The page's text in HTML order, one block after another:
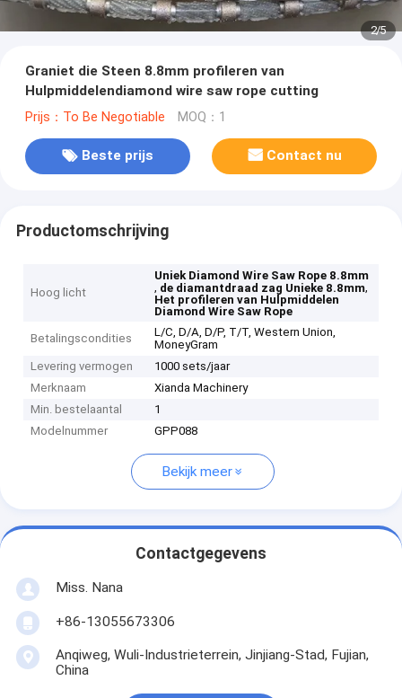
2/5
Graniet die Steen 8.8mm profileren van
Hulpmiddelendiamond wire saw rope cutting
Prijs：To Be Negotiable MOQ：1
Beste prijs Contact nu
Productomschrijving
Hoog licht
Uniek Diamond Wire Saw Rope 8.8mm
, de diamantdraad zag Unieke 8.8mm,
Het profileren van Hulpmiddelen
Diamond Wire Saw Rope
Betalingscondities
L/C, D/A, D/P, T/T, Western Union,
MoneyGram
Levering vermogen
1000 sets/jaar
Merknaam
Xianda Machinery
Min. bestelaantal
1
Modelnummer
GPP088
Bekijk meer
Contactgegevens
Miss. Nana
+86-13055673306
Anqiweg, Wuli-Industrieterrein, Jinjiang-Stad, Fujian,
China